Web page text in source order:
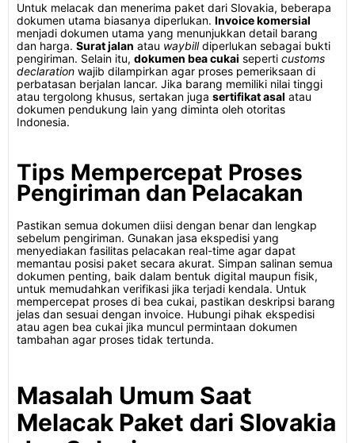
Untuk melacak dan menerima paket dari Slovakia, beberapa
dokumen utama biasanya diperlukan. Invoice komersial
menjadi dokumen utama yang menunjukkan detail barang
dan harga. Surat jalan atau waybilldiperlukan sebagai bukti
pengiriman. Selain itu, dokumen bea cukai seperti customs
declaration wajib dilampirkan agar proses pemeriksaan di
perbatasan berjalan lancar. Jika barang memiliki nilai tinggi
atau tergolong khusus, sertakan juga sertifikat asal atau
dokumen pendukung lain yang diminta oleh otoritas
Indonesia.
Tips Mempercepat Proses
Pengiriman dan Pelacakan
Pastikan semua dokumen diisi dengan benar dan lengkap
sebelum pengiriman. Gunakan jasa ekspedisi yang
menyediakan fasilitas pelacakan real-time agar dapat
memantau posisi paket secara akurat. Simpan salinan semua
dokumen penting, baik dalam bentuk digital maupun fisik,
untuk memudahkan verifikasi jika terjadi kendala. Untuk
mempercepat proses di bea cukai, pastikan deskripsi barang
jelas dan sesuai dengan invoice. Hubungi pihak ekspedisi
atau agen bea cukai jika muncul permintaan dokumen
tambahan agar proses tidak tertunda.
Masalah Umum Saat
Melacak Paket dari Slovakia